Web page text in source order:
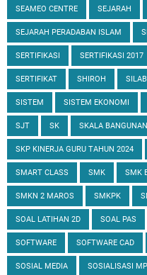
SEAMEO CENTRE SEJARAH
SEJARAH PERADABAN ISLAM
SERTIFIKASI SERTIFIKASI 2017
SERTIFIKAT SHIROH
SISTEM SISTEM EKONOMI
SJT SK SKALA BANGUNAN
SKP KINERJA GURU TAHUN 2024
SMART CLASS SMK SMK
SMKN 2 MAROS SMKPK
SOAL LATIHAN 2D SOAL PAS
SOFTWARE SOFTWARE CAD
SOSIAL MEDIA SOSIALISASI